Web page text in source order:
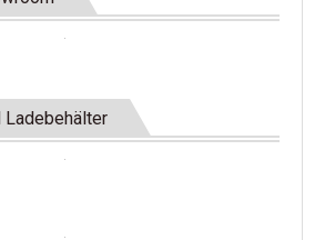
Ladebehälter